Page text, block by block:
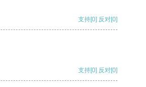
支持[0] 反对[0]
支持[0] 反对[0]